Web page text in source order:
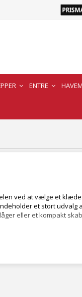
ENTRE
ved at vælge et
et stort udvalg
eller et kompakt